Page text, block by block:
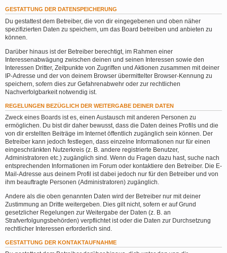
GESTATTUNG DER DATENSPEICHERUNG
Du gestattest dem Betreiber, die von dir eingegebenen und oben näher
spezifizierten Daten zu speichern, um das Board betreiben und anbieten zu
können.
Darüber hinaus ist der Betreiber berechtigt, im Rahmen einer
Interessenabwägung zwischen deinen und seinen Interessen sowie den
Interessen Dritter, Zeitpunkte von Zugriffen und Aktionen zusammen mit deiner
IP-Adresse und der von deinem Browser übermittelter Browser-Kennung zu
speichern, sofern dies zur Gefahrenabwehr oder zur rechtlichen
Nachverfolgbarkeit notwendig ist.
REGELUNGEN BEZÜGLICH DER WEITERGABE DEINER DATEN
Zweck eines Boards ist es, einen Austausch mit anderen Personen zu
ermöglichen. Du bist dir daher bewusst, dass die Daten deines Profils und die
von dir erstellten Beiträge im Internet öffentlich zugänglich sein können. Der
Betreiber kann jedoch festlegen, dass einzelne Informationen nur für einen
eingeschränkten Nutzerkreis (z. B. andere registrierte Benutzer,
Administratoren etc.) zugänglich sind. Wenn du Fragen dazu hast, suche nach
entsprechenden Informationen im Forum oder kontaktiere den Betreiber. Die E-
Mail-Adresse aus deinem Profil ist dabei jedoch nur für den Betreiber und von
ihm beauftragte Personen (Administratoren) zugänglich.
Andere als die oben genannten Daten wird der Betreiber nur mit deiner
Zustimmung an Dritte weitergeben. Dies gilt nicht, sofern er auf Grund
gesetzlicher Regelungen zur Weitergabe der Daten (z. B. an
Strafverfolgungsbehörden) verpflichtet ist oder die Daten zur Durchsetzung
rechtlicher Interessen erforderlich sind.
GESTATTUNG DER KONTAKTAUFNAHME